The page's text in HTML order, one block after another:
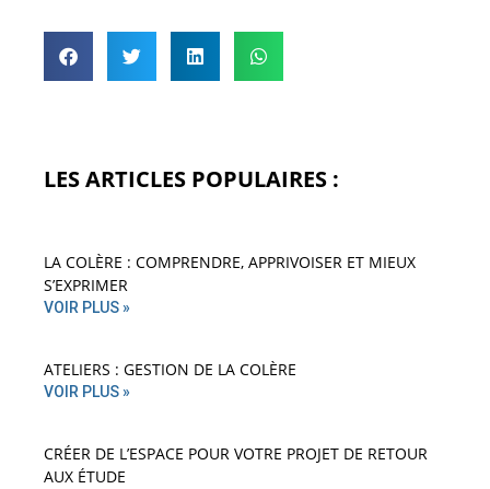
LES ARTICLES POPULAIRES :
LA COLÈRE : COMPRENDRE, APPRIVOISER ET MIEUX
S’EXPRIMER
VOIR PLUS »
ATELIERS : GESTION DE LA COLÈRE
VOIR PLUS »
CRÉER DE L’ESPACE POUR VOTRE PROJET DE RETOUR
AUX ÉTUDE